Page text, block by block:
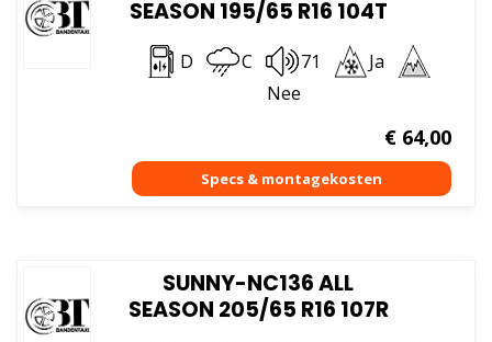
SEASON 195/65 R16 104T
D C 71
Ja
Nee
€64,00
SUNNY-NC136 ALL
SEASON 205/65 R16 107R